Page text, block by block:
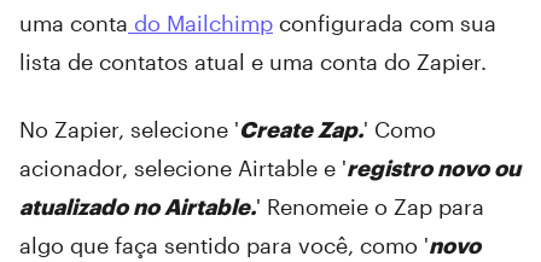
uma conta do Mailchimp configurada com sua
lista de contatos atual e uma conta do Zapier.
No Zapier, selecione 'Create Zap.' Como
acionador, selecione Airtable e 'registro novo ou
atualizado no Airtable.' Renomeie o Zap para
algo que faça sentido para você, como 'novo